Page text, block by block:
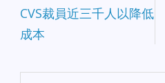
CVS裁員近三千人以降低
成本